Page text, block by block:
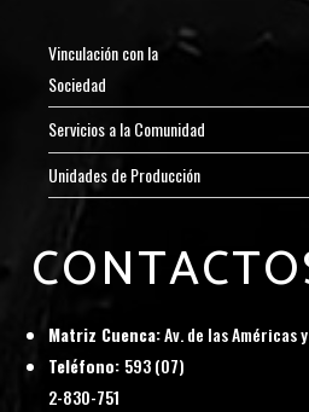
Vinculación con la
Sociedad
Servicios a la Comunidad
Unidades de Producción
Matriz Cuenca:Av. de las Américas
Teléfono: 593 (07)
2-830-751